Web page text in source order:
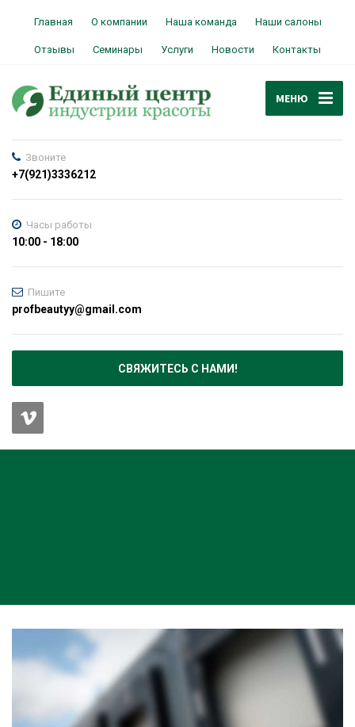
Главная О компании Наша команда Наши салоны
Отзывы Семинары Услуги Новости Контакты
МЕНЮ
Звоните
+7(921)3336212
Часы работы
10:00 - 18:00
Пишите
profbeautyy@gmail.com
СВЯЖИТЕСЬ С НАМИ!